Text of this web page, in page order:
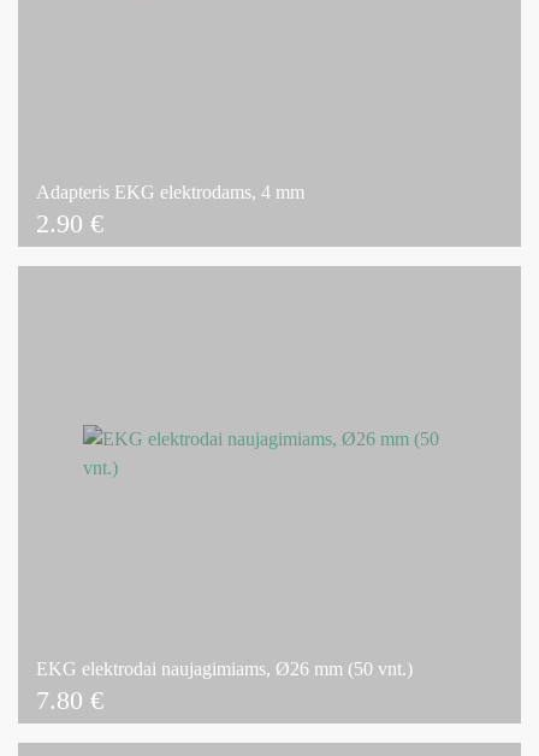
Adapteris EKG elektrodams, 4 mm
2.90 €
EKG elektrodai naujagimiams, Ø26 mm (50 vnt.)
7.80 €